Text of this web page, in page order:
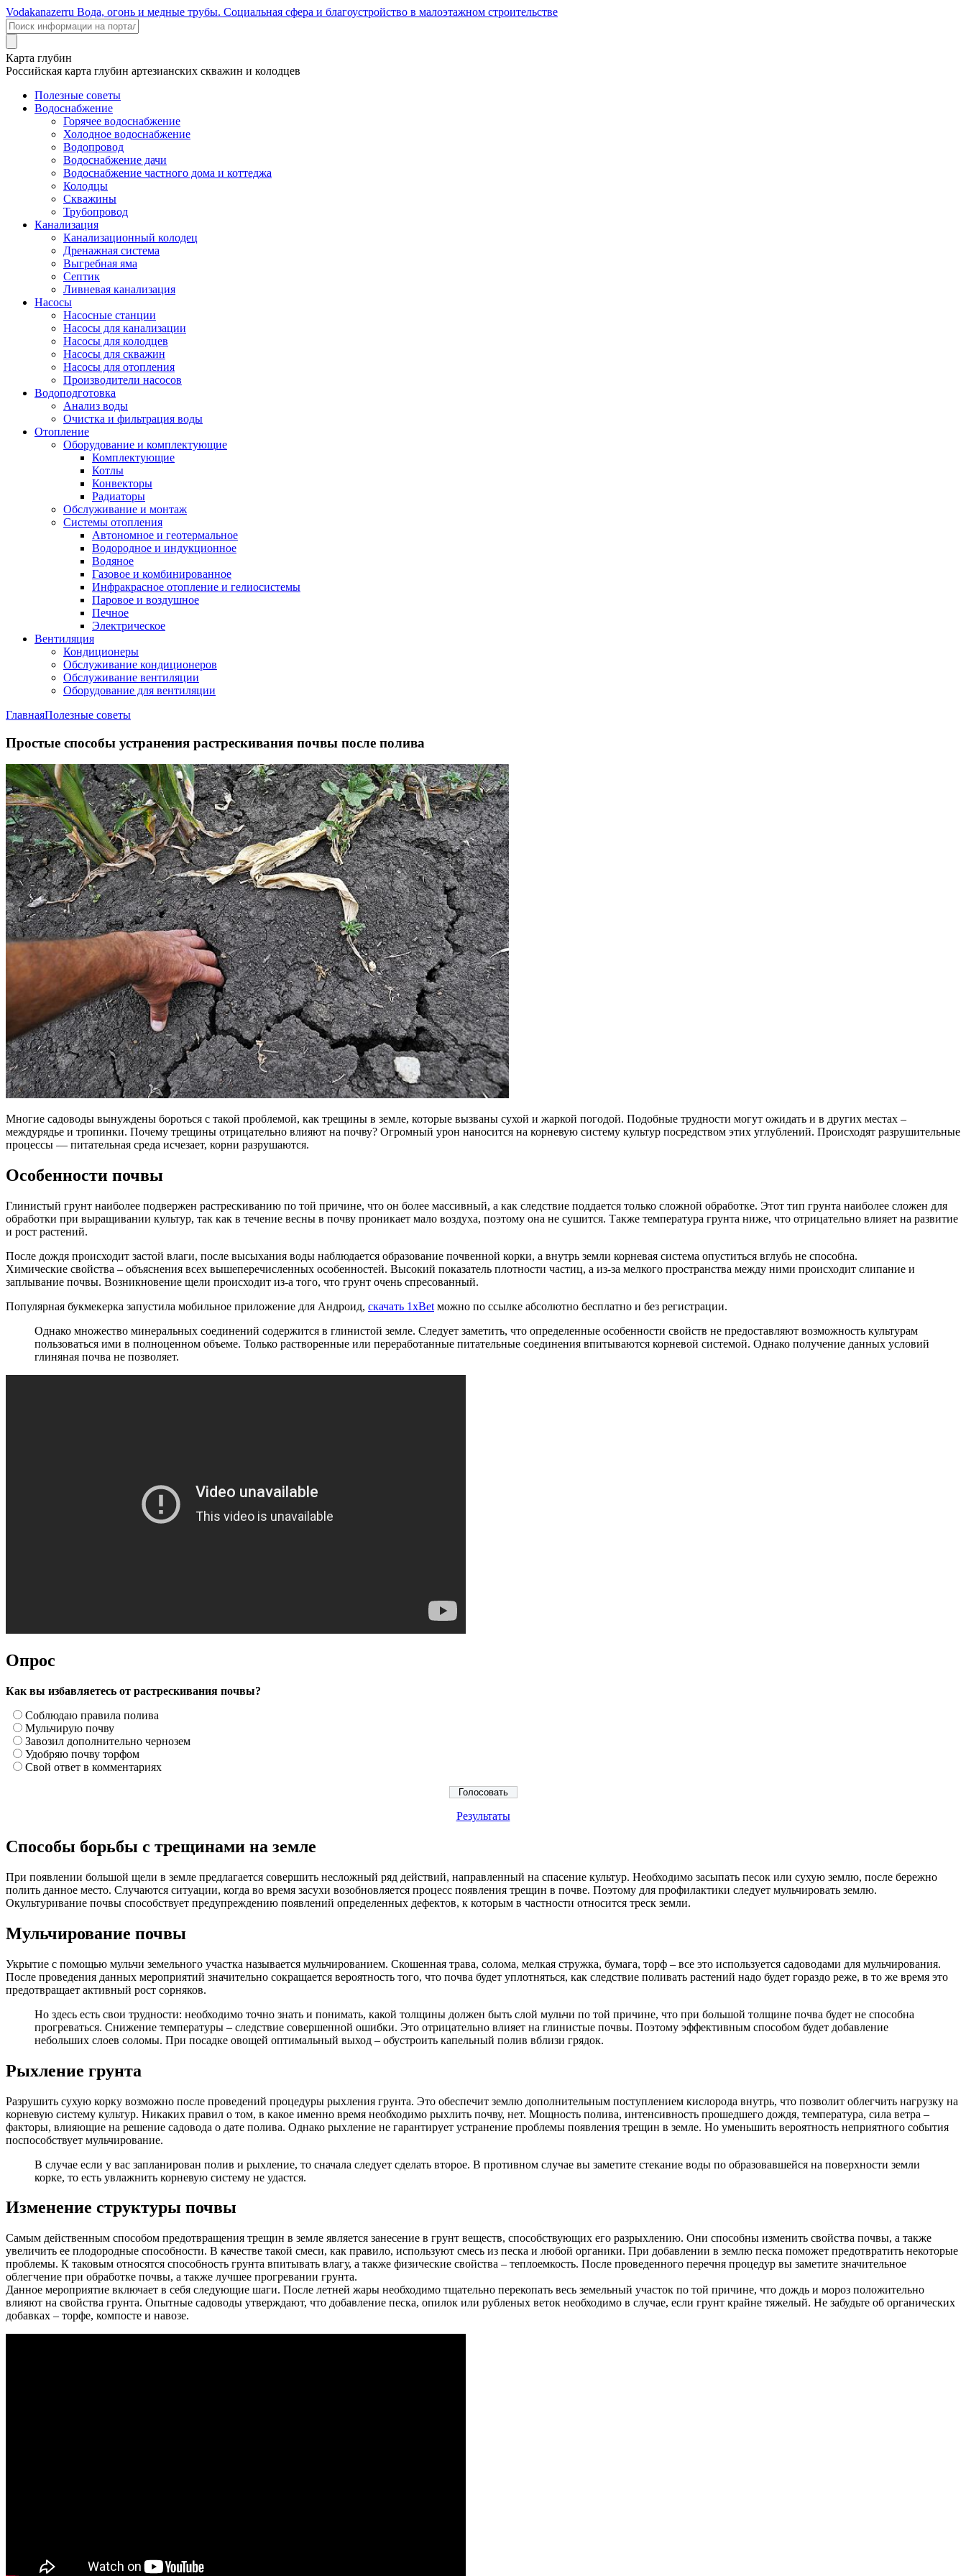
Vodakanazerru Вода, огонь и медные трубы. Социальная сфера и благоустройство в малоэтажном строительстве
Карта глубин
Российская карта глубин артезианских скважин и колодцев
Полезные советы
Водоснабжение
Горячее водоснабжение
Холодное водоснабжение
Водопровод
Водоснабжение дачи
Водоснабжение частного дома и коттеджа
Колодцы
Скважины
Трубопровод
Канализация
Канализационный колодец
Дренажная система
Выгребная яма
Септик
Ливневая канализация
Насосы
Насосные станции
Насосы для канализации
Насосы для колодцев
Насосы для скважин
Насосы для отопления
Производители насосов
Водоподготовка
Анализ воды
Очистка и фильтрация воды
Отопление
Оборудование и комплектующие
Комплектующие
Котлы
Конвекторы
Радиаторы
Обслуживание и монтаж
Системы отопления
Автономное и геотермальное
Водородное и индукционное
Водяное
Газовое и комбинированное
Инфракрасное отопление и гелиосистемы
Паровое и воздушное
Печное
Электрическое
Вентиляция
Кондиционеры
Обслуживание кондиционеров
Обслуживание вентиляции
Оборудование для вентиляции
ГлавнаяПолезные советы
Простые способы устранения растрескивания почвы после полива
Многие садоводы вынуждены бороться с такой проблемой, как трещины в земле, которые вызваны сухой и жаркой погодой. Подобные трудности могут ожидать и в других местах –
междурядье и тропинки. Почему трещины отрицательно влияют на почву? Огромный урон наносится на корневую систему культур посредством этих углублений. Происходят разрушительные
процессы — питательная среда исчезает, корни разрушаются.
Особенности почвы
Глинистый грунт наиболее подвержен растрескиванию по той причине, что он более массивный, а как следствие поддается только сложной обработке. Этот тип грунта наиболее сложен для
обработки при выращивании культур, так как в течение весны в почву проникает мало воздуха, поэтому она не сушится. Также температура грунта ниже, что отрицательно влияет на развитие
и рост растений.
После дождя происходит застой влаги, после высыхания воды наблюдается образование почвенной корки, а внутрь земли корневая система опуститься вглубь не способна.
Химические свойства – объяснения всех вышеперечисленных особенностей. Высокий показатель плотности частиц, а из-за мелкого пространства между ними происходит слипание и
заплывание почвы. Возникновение щели происходит из-а того, что грунт очень спресованный.
Популярная букмекерка запустила мобильное приложение для Андроид, скачать 1xBet можно по ссылке абсолютно бесплатно и без регистрации.
Однако множество минеральных соединений содержится в глинистой земле. Следует заметить, что определенные особенности свойств не предоставляют возможность культурам
пользоваться ими в полноценном объеме. Только растворенные или переработанные питательные соединения впитываются корневой системой. Однако получение данных условий
глиняная почва не позволяет.
Опрос
Как вы избавляетесь от растрескивания почвы?
Соблюдаю правила полива
Мульчирую почву
Завозил дополнительно чернозем
Удобряю почву торфом
Свой ответ в комментариях
Результаты
Способы борьбы с трещинами на земле
При появлении большой щели в земле предлагается совершить несложный ряд действий, направленный на спасение культур. Необходимо засыпать песок или сухую землю, после бережно
полить данное место. Случаются ситуации, когда во время засухи возобновляется процесс появления трещин в почве. Поэтому для профилактики следует мульчировать землю.
Окультуривание почвы способствует предупреждению появлений определенных дефектов, к которым в частности относится треск земли.
Мульчирование почвы
Укрытие с помощью мульчи земельного участка называется мульчированием. Скошенная трава, солома, мелкая стружка, бумага, торф – все это используется садоводами для мульчирования.
После проведения данных мероприятий значительно сокращается вероятность того, что почва будет уплотняться, как следствие поливать растений надо будет гораздо реже, в то же время это
предотвращает активный рост сорняков.
Но здесь есть свои трудности: необходимо точно знать и понимать, какой толщины должен быть слой мульчи по той причине, что при большой толщине почва будет не способна
прогреваться. Снижение температуры – следствие совершенной ошибки. Это отрицательно влияет на глинистые почвы. Поэтому эффективным способом будет добавление
небольших слоев соломы. При посадке овощей оптимальный выход – обустроить капельный полив вблизи грядок.
Рыхление грунта
Разрушить сухую корку возможно после проведений процедуры рыхления грунта. Это обеспечит землю дополнительным поступлением кислорода внутрь, что позволит облегчить нагрузку на
корневую систему культур. Никаких правил о том, в какое именно время необходимо рыхлить почву, нет. Мощность полива, интенсивность прошедшего дождя, температура, сила ветра –
факторы, влияющие на решение садовода о дате полива. Однако рыхление не гарантирует устранение проблемы появления трещин в земле. Но уменьшить вероятность неприятного события
поспособствует мульчирование.
В случае если у вас запланирован полив и рыхление, то сначала следует сделать второе. В противном случае вы заметите стекание воды по образовавшейся на поверхности земли
корке, то есть увлажнить корневую систему не удастся.
Изменение структуры почвы
Самым действенным способом предотвращения трещин в земле является занесение в грунт веществ, способствующих его разрыхлению. Они способны изменить свойства почвы, а также
увеличить ее плодородные способности. В качестве такой смеси, как правило, используют смесь из песка и любой органики. При добавлении в землю песка поможет предотвратить некоторые
проблемы. К таковым относятся способность грунта впитывать влагу, а также физические свойства – теплоемкость. После проведенного перечня процедур вы заметите значительное
облегчение при обработке почвы, а также лучшее прогревании грунта.
Данное мероприятие включает в себя следующие шаги. После летней жары необходимо тщательно перекопать весь земельный участок по той причине, что дождь и мороз положительно
влияют на свойства грунта. Опытные садоводы утверждают, что добавление песка, опилок или рубленых веток необходимо в случае, если грунт крайне тяжелый. Не забудьте об органических
добавках – торфе, компосте и навозе.